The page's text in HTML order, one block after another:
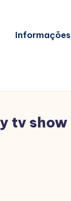
Informações
tv show